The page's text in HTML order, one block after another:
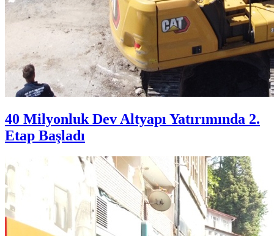
40 Milyonluk Dev Altyapı Yatırımında 2.
Etap Başladı